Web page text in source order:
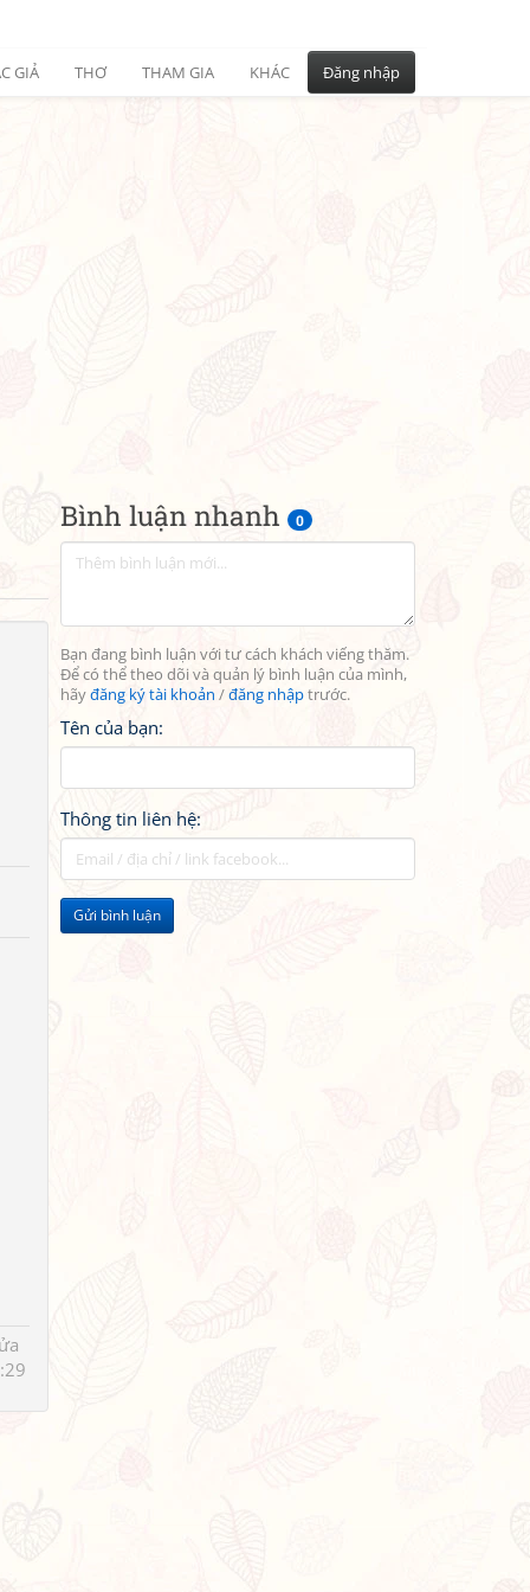
GIẢ THƠ THAM GIA KHÁC Đăng nhập
Bình luận nhanh 0
Bạn đang bình luận với tư cách khách viếng thăm.
Để có thể theo dõi và quản lý bình luận của mình,
hãyđăng ký tài khoản /đăng nhậptrước.
Tên của bạn:
Thông tin liên hệ:
Gửi bình luận